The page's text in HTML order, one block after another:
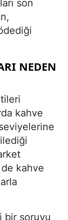
son
NEDEN
kahve
kahve
bir soruyu